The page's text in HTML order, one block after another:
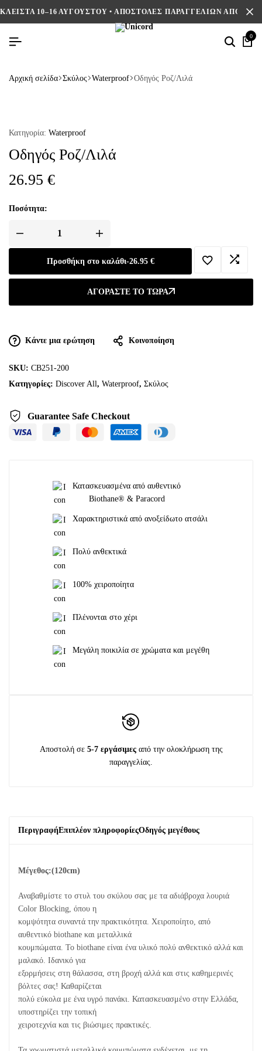
ΚΛΕΙΣΤΑ 10–16 ΑΥΓΟΥΣΤΟΥ • ΑΠΟΣΤΟΛΕΣ ΠΑΡΑΓΓΕΛΙΩΝ ΑΠΟ 17/8
0
Αρχική σελίδα Σκύλος Waterproof Οδηγός Ροζ/Λιλά
Κατηγορία: Waterproof
Οδηγός Ροζ/Λιλά
26.95 €
Ποσότητα:
Προσθήκη στο καλάθι-26.95 €
ΑΓΟΡΆΣΤΕ ΤΟ ΤΏΡΑ
Κάντε μια ερώτηση Κοινοποίηση
SKU: CB251-200
Κατηγορίες: Discover All, Waterproof, Σκύλος
Guarantee Safe Checkout
Κατασκευασμένα από αυθεντικό
Biothane® & Paracord
Χαρακτηριστικά από ανοξείδωτο ατσάλι
Πολύ ανθεκτικά
100% χειροποίητα
Πλένονται στο χέρι
Μεγάλη ποικιλία σε χρώματα και μεγέθη
Αποστολή σε 5-7 εργάσιμες από την ολοκλήρωση της
παραγγελίας.
ΠεριγραφήΕπιπλέον πληροφορίεςΟδηγός μεγέθους
Μέγεθος:(120cm)
Αναβαθμίστε το στυλ του σκύλου σας με τα αδιάβροχα λουριά
Color Blocking, όπου η
κομψότητα συναντά την πρακτικότητα. Χειροποίητο, από
αυθεντικό biothane και μεταλλικά
κουμπώματα. Το biothane είναι ένα υλικό πολύ ανθεκτικό αλλά και
μαλακό. Ιδανικό για
εξορμήσεις στη θάλασσα, στη βροχή αλλά και στις καθημερινές
βόλτες σας! Καθαρίζεται
πολύ εύκολα με ένα υγρό πανάκι. Κατασκευασμένο στην Ελλάδα,
υποστηρίζει την τοπική
χειροτεχνία και τις βιώσιμες πρακτικές.